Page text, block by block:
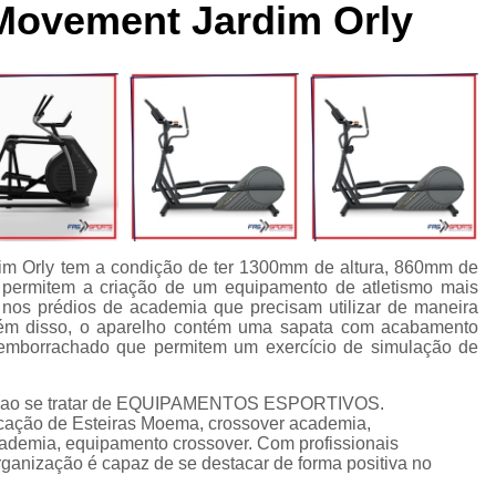
Movement Lxu
Bicicleta Movement Perform
Academia
Crossover Angulado
Crossover para Musculação
Crossover Profissional para
Crossover Treinamento Funcional
Equipamento Crossover
Elíptico de Academia
Aparelho Elíptico Gt e
Elíptico da Movement
Elíptico Movement Elíptico
Elíptico Movement Lx140
Elíptico Movement Perform
Equipamento para Academia
Equipamento
Equipamento para Academia Profissional
Equipamentos para Academia em Clubes
Equipamentos para Academia Musculação
Jardim Orly
Orly tem a condição de ter 1300mm de altura, 860mm de
a criação de um equipamento de atletismo mais
prédios de academia que precisam utilizar de maneira
disso, o aparelho contém uma sapata com acabamento
que permitem um exercício de simulação de
se tratar de EQUIPAMENTOS ESPORTIVOS.
de Esteiras Moema, crossover academia,
equipamento crossover. Com profissionais
é capaz de se destacar de forma positiva no